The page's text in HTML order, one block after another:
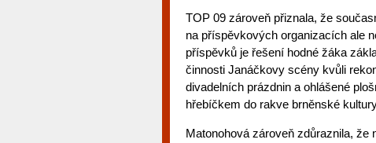
TOP 09 zároveň přiznala, že
na příspěvkových organizacích ale
příspěvků je řešení hodné žáka
činnosti Janáčkovy scény kvůli
divadelních prázdnin a ohlášené
hřebíčkem do rakve brněnské
Matonohová zároveň zdůraznila, že